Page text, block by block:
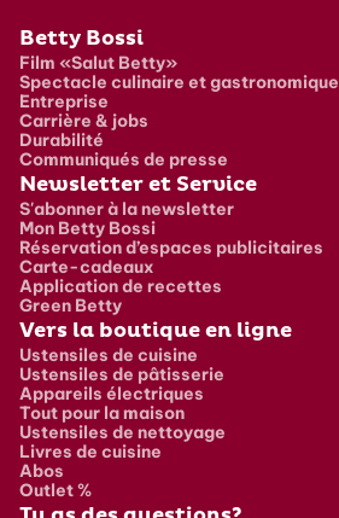
Pied de page
Betty Bossi
Film «Salut Betty»
Spectacle culinaire et
Entreprise
Carrière & jobs
Durabilité
Communiqués de presse
Newsletter et Service
S'abonner à la newsletter
Mon Betty Bossi
Réservation d’espaces publicitaires
Carte-cadeaux
Application de recettes
Green Betty
Vers la boutique en ligne
Ustensiles de cuisine
Ustensiles de pâtisserie
Appareils électriques
Tout pour la maison
Ustensiles de nettoyage
Livres de cuisine
Abos
Outlet %